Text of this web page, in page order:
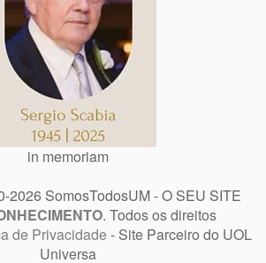
in memoriam
2026 SomosTodosUM - O SEU SITE
. Todos os direitos
de Privacidade - Site Parceiro do UOL
Universa